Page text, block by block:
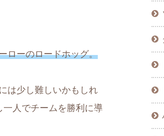
ローのロードホッグ。
は少し難しいかもしれ
人でチームを勝利に導